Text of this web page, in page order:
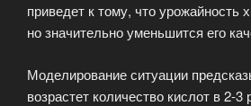
приведет к тому, что урожайность
но значительно уменьшится его
Моделирование ситуации
возрастет количество кислот в 2-3